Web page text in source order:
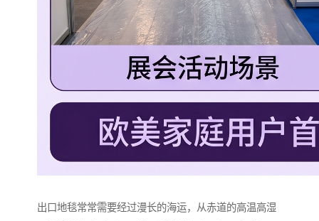
出口地毯常常需要经过漫长的海运，从赤道的高温高湿